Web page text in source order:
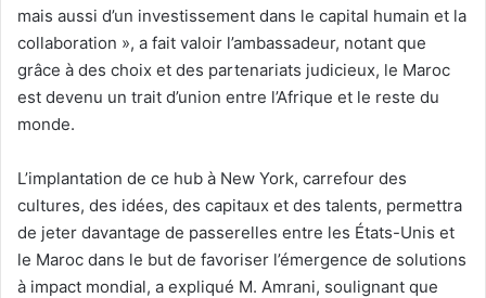
mais aussi d’un investissement dans le capital humain et la
collaboration », a fait valoir l’ambassadeur, notant que
grâce à des choix et des partenariats judicieux, le Maroc
est devenu un trait d’union entre l’Afrique et le reste du
monde.
L’implantation de ce hub à New York, carrefour des
cultures, des idées, des capitaux et des talents, permettra
de jeter davantage de passerelles entre les États-Unis et
le Maroc dans le but de favoriser l’émergence de solutions
à impact mondial, a expliqué M. Amrani, soulignant que